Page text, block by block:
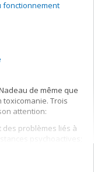
fonctionnement
de même que
Trois
attention:
problèmes liés à
psychoactives;
à la dépendance